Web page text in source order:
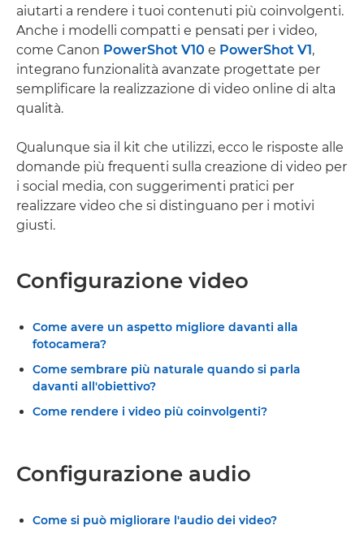
aiutarti a rendere i tuoi contenuti più coinvolgenti.
Anche i modelli compatti e pensati per i video,
come Canon PowerShot V10 e PowerShot V1,
integrano funzionalità avanzate progettate per
semplificare la realizzazione di video online di alta
qualità.
Qualunque sia il kit che utilizzi, ecco le risposte alle
domande più frequenti sulla creazione di video per
i social media, con suggerimenti pratici per
realizzare video che si distinguano per i motivi
giusti.
Configurazione video
Come avere un aspetto migliore davanti alla
fotocamera?
Come sembrare più naturale quando si parla
davanti all'obiettivo?
Come rendere i video più coinvolgenti?
Configurazione audio
Come si può migliorare l'audio dei video?